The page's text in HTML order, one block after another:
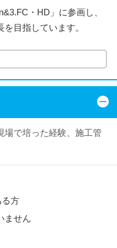
・HD」に参画し、
目指しています。
で培った経験、施工管
方
ません